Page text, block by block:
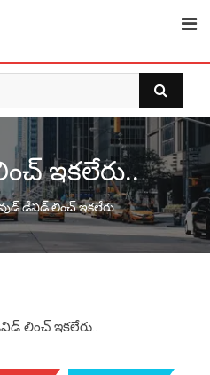
ఇకలేరు..
డేవిడ్ లించ్‌ ఇకలేరు..